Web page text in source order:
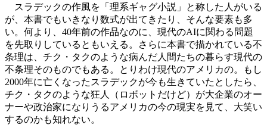
スラデックの作風を「理系ギャグ小説」と称した人がいる
が、本書でもいきなり数式が出てきたり、そんな要素も多
い。何より、40年前の作品なのに、現代のAIに関わる問題
を先取りしているともいえる。さらに本書で描かれている不
条理は、チク・タクのような病んだ人間たちの暮らす現代の
不条理そのものでもある。とりわけ現代のアメリカの。もし
2000年に亡くなったスラデックが今も生きていたとしたら、
チク・タクのような狂人（ロボットだけど）が大企業のオー
ナーや政治家になりうるアメリカの今の現実を見て、大笑い
するのかも知れない。